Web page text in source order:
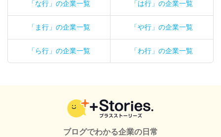
「な行」の企業一覧 「は行」の企業一覧
「ま行」の企業一覧 「や行」の企業一覧
「ら行」の企業一覧 「わ行」の企業一覧
ブログでわかる企業の日常